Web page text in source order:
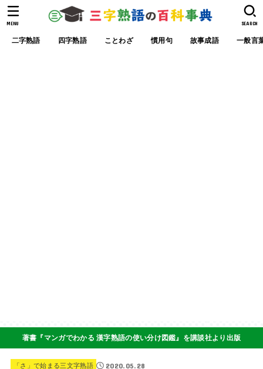
二字熟語 四字熟語 ことわざ 慣用句 故事成語 一般言
SEARCH
MENU
著書『マンガでわかる 漢字熟語の使い分け図鑑』を講談社より出版
「さ」で始まる三文字熟語 2020.05.28